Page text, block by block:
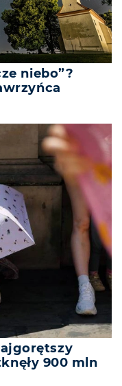
niebo”?
900 mln